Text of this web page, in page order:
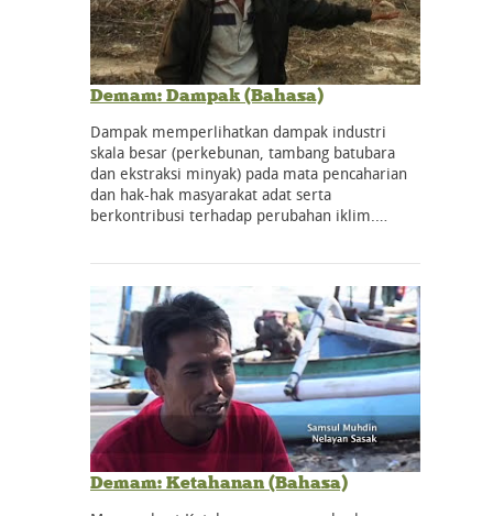
Demam: Dampak (Bahasa)
Dampak memperlihatkan dampak industri
skala besar (perkebunan, tambang batubara
dan ekstraksi minyak) pada mata pencaharian
dan hak-hak masyarakat adat serta
berkontribusi terhadap perubahan iklim.…
Demam: Ketahanan (Bahasa)